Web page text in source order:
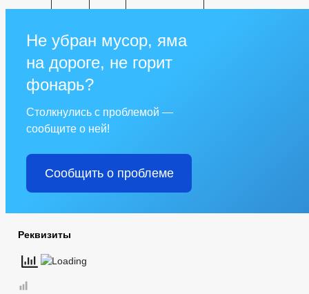
Не убран мусор, яма
на дороге, не горит
фонарь?
Столкнулись с проблемой —
сообщите о ней!
Сообщить о проблеме
Реквизиты